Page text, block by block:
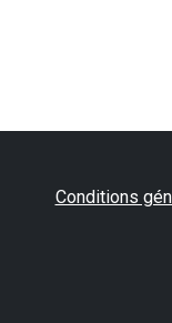
Conditions